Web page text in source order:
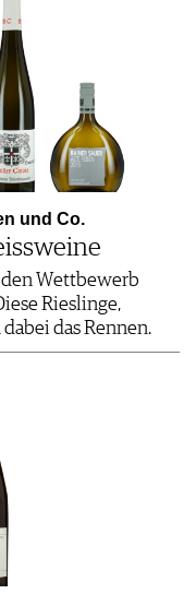
und Co.
Wettbewerb
Rieslinge,
das Rennen.